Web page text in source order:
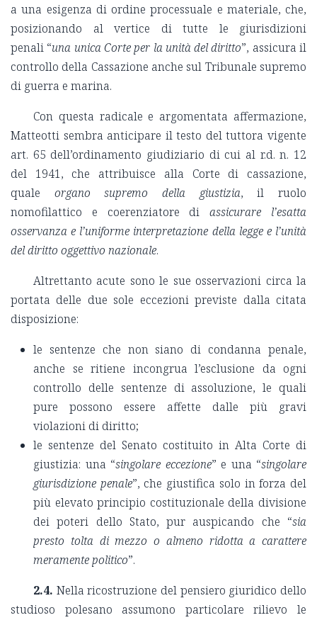
a una esigenza di ordine processuale e materiale, che,
posizionando al vertice di tutte le giurisdizioni
penali “una unica Corte per la unità del diritto”, assicura il
controllo della Cassazione anche sul Tribunale supremo
di guerra e marina.
Con questa radicale e argomentata affermazione,
Matteotti sembra anticipare il testo del tuttora vigente
art. 65 dell’ordinamento giudiziario di cui al r.d. n. 12
del 1941, che attribuisce alla Corte di cassazione,
quale organo supremo della giustizia, il ruolo
nomofilattico e coerenziatore diassicurare l’esatta
osservanza e l’uniforme interpretazione della legge e l’unità
del diritto oggettivo nazionale.
Altrettanto acute sono le sue osservazioni circa la
portata delle due sole eccezioni previste dalla citata
disposizione:
le sentenze che non siano di condanna penale,
anche se ritiene incongrua l’esclusione da ogni
controllo delle sentenze di assoluzione, le quali
pure possono essere affette dalle più gravi
violazioni di diritto;
le sentenze del Senato costituito in Alta Corte di
giustizia: una “singolare eccezione” e una “singolare
giurisdizione penale”, che giustifica solo in forza del
più elevato principio costituzionale della divisione
dei poteri dello Stato, pur auspicando che “sia
presto tolta di mezzo o almeno ridotta a carattere
meramente politico”.
2.4. Nella ricostruzione del pensiero giuridico dello
studioso polesano assumono particolare rilievo le